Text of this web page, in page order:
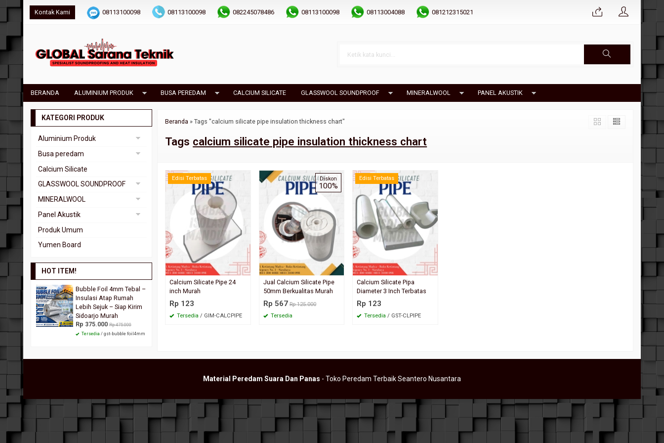
Kontak Kami 08113100098 08113100098 082245078486 08113100098 08113004088 081212315021
BERANDA ALUMINIUM PRODUK BUSA PEREDAM CALCIUM SILICATE GLASSWOOL SOUNDPROOF MINERALWOOL PANEL AKUSTIK
Beranda »Tags "calcium silicate pipe insulation thickness chart"
Tags calcium silicate pipe insulation thickness chart
Edisi Terbatas
Calcium Silicate Pipe 24
inch Murah
Rp 123
Tersedia / GIM-CALCPIPE
Diskon
100%
Jual Calcium Silicate Pipe
50mm Berkualitas Murah
Rp 567 Rp 125.000
Tersedia
Edisi Terbatas
Calcium Silicate Pipa
Diameter 3 Inch Terbatas
Rp 123
Tersedia / GST-CLPIPE
KATEGORI PRODUK
Aluminium Produk
Bubble Foil
Busa peredam
Busa Bass Trap
Busa Piramid
Busa Telur
Calcium Silicate
GLASSWOOL SOUNDPROOF
Glasswool Lembar
Glasswool Roll
Glasswool White Board
MINERALWOOL
Rock Wool Pipa
Rock Wool Slab
Rockwool Blanket
Panel Akustik
Gypsum Akustik
Gypsum Soundstop
Produk Umum
Yumen Board
HOT ITEM!
Bubble Foil 4mm Tebal –
Insulasi Atap Rumah
Lebih Sejuk – Siap Kirim
Sidoarjo Murah
Rp 375.000 Rp 475.000
Tersedia / gst-bubble foil4mm
Rockwool Blanket FireRock 50mm –
Rp 335.000
Rp 450.000
Tersedia/ GIM-RCBLANKETFD60
3 Tips Penting Penggunaan Aluminium
Kenyamanan Rumah
*Harga Hubungi CS
Tombo MGboard Density 100 Terbatas
Tersedia
Material Peredam Suara Dan Panas - Toko Peredam Terbaik Seantero Nusantara